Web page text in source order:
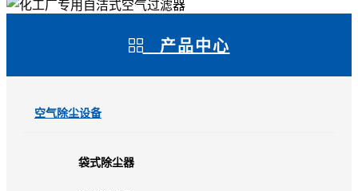
产品中心
空气除尘设备
袋式除尘器